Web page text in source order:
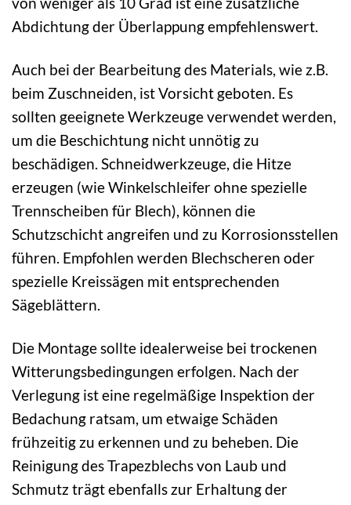
Abdichtung der Überlappung empfehlenswert.
Auch bei der Bearbeitung des Materials, wie z.B.
beim Zuschneiden, ist Vorsicht geboten. Es
sollten geeignete Werkzeuge verwendet werden,
um die Beschichtung nicht unnötig zu
beschädigen. Schneidwerkzeuge, die Hitze
erzeugen (wie Winkelschleifer ohne spezielle
Trennscheiben für Blech), können die
Schutzschicht angreifen und zu Korrosionsstellen
führen. Empfohlen werden Blechscheren oder
spezielle Kreissägen mit entsprechenden
Sägeblättern.
Die Montage sollte idealerweise bei trockenen
Witterungsbedingungen erfolgen. Nach der
Verlegung ist eine regelmäßige Inspektion der
Bedachung ratsam, um etwaige Schäden
frühzeitig zu erkennen und zu beheben. Die
Reinigung des Trapezblechs von Laub und
Schmutz trägt ebenfalls zur Erhaltung der